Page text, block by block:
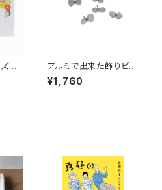
ド
アルミで出来た飾りピン
バタフライ（蝶々） 5個入
／BOX入
¥1,760